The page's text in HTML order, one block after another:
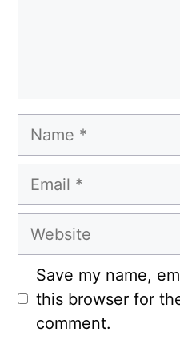
Name
Email
Website
Save my name,
this browser for
comment.